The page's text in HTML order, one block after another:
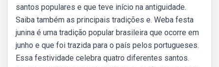
santos populares e que teve início na antiguidade.
Saiba também as principais tradições e. Weba festa
junina é uma tradição popular brasileira que ocorre em
junho e que foi trazida para o país pelos portugueses.
Essa festividade celebra quatro diferentes santos.